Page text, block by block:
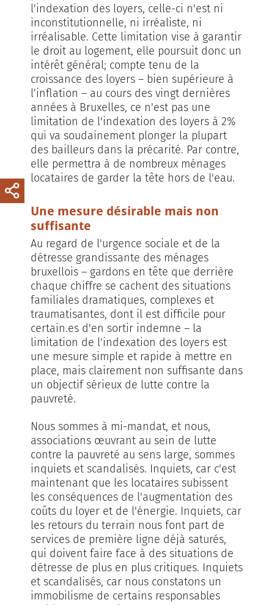
l'indexation des loyers, celle-ci n'est ni
inconstitutionnelle, ni irréaliste, ni
irréalisable. Cette limitation vise à garantir
le droit au logement, elle poursuit donc un
intérêt général; compte tenu de la
croissance des loyers – bien supérieure à
l’inflation – au cours des vingt dernières
années à Bruxelles, ce n'est pas une
limitation de l'indexation des loyers à 2%
qui va soudainement plonger la plupart
des bailleurs dans la précarité. Par contre,
elle permettra à de nombreux ménages
locataires de garder la tête hors de l'eau.
Une mesure désirable mais non
suffisante
Au regard de l'urgence sociale et de la
détresse grandissante des ménages
bruxellois – gardons en tête que derrière
chaque chiffre se cachent des situations
familiales dramatiques, complexes et
traumatisantes, dont il est difficile pour
certain.es d'en sortir indemne – la
limitation de l'indexation des loyers est
une mesure simple et rapide à mettre en
place, mais clairement non suffisante dans
un objectif sérieux de lutte contre la
pauvreté.
Nous sommes à mi-mandat, et nous,
associations œuvrant au sein de lutte
contre la pauvreté au sens large, sommes
inquiets et scandalisés. Inquiets, car c'est
maintenant que les locataires subissent
les conséquences de l'augmentation des
coûts du loyer et de l'énergie. Inquiets, car
les retours du terrain nous font part de
services de première ligne déjà saturés,
qui doivent faire face à des situations de
détresse de plus en plus critiques. Inquiets
et scandalisés, car nous constatons un
immobilisme de certains responsables